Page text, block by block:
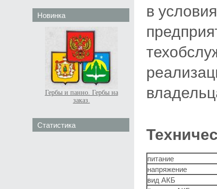
Новинка
Гербы и панно. Гербы на
заказ.
Статистика
в
питание
напряжение
вид АКБ